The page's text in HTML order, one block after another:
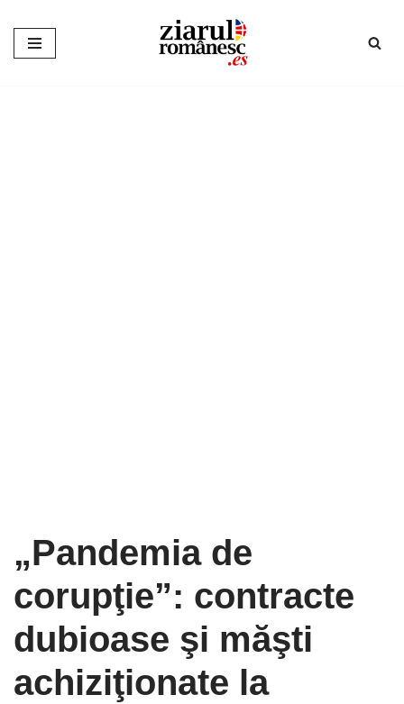
Sari
„Pandemia de
corupţie”: contracte
dubioase şi măşti
achiziţionate la